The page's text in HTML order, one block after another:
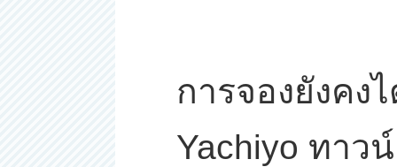
การจองยังคง
Yachiyo ทาว